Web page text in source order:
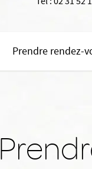
Prendre rendez-